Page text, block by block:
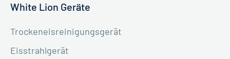
White Lion Geräte
Trockeneisreinigungsgerät
Eisstrahlgerät